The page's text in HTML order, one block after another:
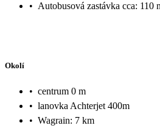
• Autobusová zastávka cca: 110
Okolí
• centrum 0 m
• lanovka Achterjet 400m
• Wagrain: 7 km